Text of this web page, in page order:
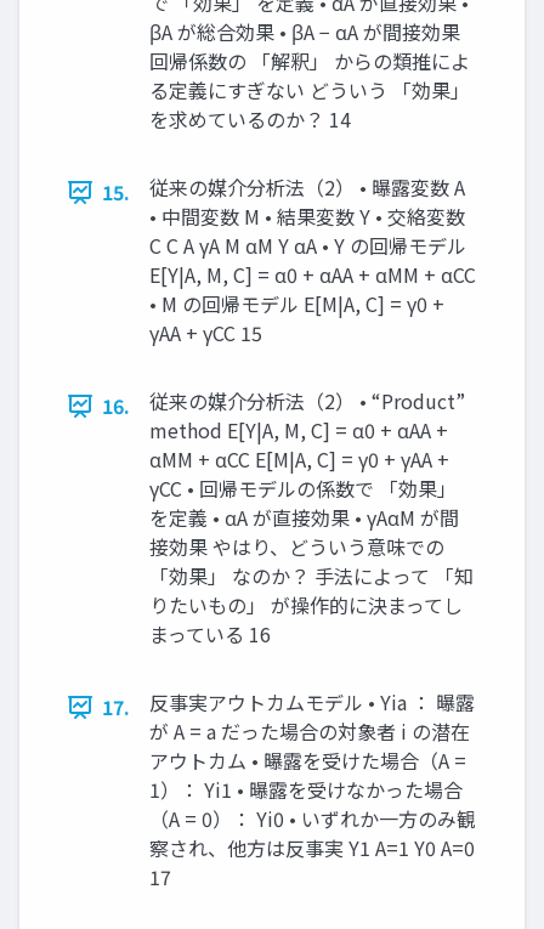
βA が総合効果 • βA − αA が間接効果
回帰係数の 「解釈」 からの類推によ
る定義にすぎない どういう 「効果」
を求めているのか？ 14
15.
従来の媒介分析法（2） • 曝露変数 A
• 中間変数 M • 結果変数 Y • 交絡変数
C C A γA M αM Y αA • Y の回帰モデル
E[Y|A, M, C] = α0 + αAA + αMM + αCC
• M の回帰モデル E[M|A, C] = γ0 +
γAA + γCC 15
16.
従来の媒介分析法（2） • “Product”
method E[Y|A, M, C] = α0 + αAA +
αMM + αCC E[M|A, C] = γ0 + γAA +
γCC • 回帰モデルの係数で 「効果」
を定義 • αA が直接効果 • γAαM が間
接効果 やはり、どういう意味での
「効果」 なのか？ 手法によって 「知
りたいもの」 が操作的に決まってし
まっている 16
17.
反事実アウトカムモデル • Yia ： 曝露
が A = a だった場合の対象者 i の潜在
アウトカム • 曝露を受けた場合（A =
1）： Yi1 • 曝露を受けなかった場合
（A = 0）： Yi0 • いずれか一方のみ観
察され、他方は反事実 Y1 A=1 Y0 A=0
17